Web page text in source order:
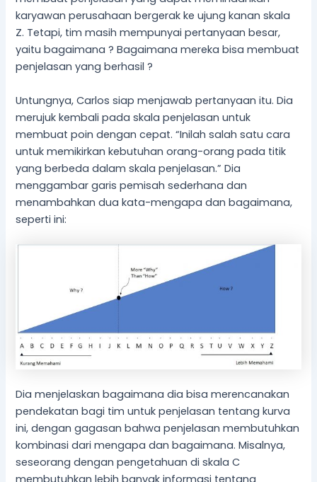
karyawan perusahaan bergerak ke ujung kanan skala
Z. Tetapi, tim masih mempunyai pertanyaan besar,
yaitu bagaimana ? Bagaimana mereka bisa membuat
penjelasan yang berhasil ?
Untungnya, Carlos siap menjawab pertanyaan itu. Dia
merujuk kembali pada skala penjelasan untuk
membuat poin dengan cepat. “Inilah salah satu cara
untuk memikirkan kebutuhan orang-orang pada titik
yang berbeda dalam skala penjelasan.” Dia
menggambar garis pemisah sederhana dan
menambahkan dua kata-mengapa dan bagaimana,
seperti ini:
Dia menjelaskan bagaimana dia bisa merencanakan
pendekatan bagi tim untuk penjelasan tentang kurva
ini, dengan gagasan bahwa penjelasan membutuhkan
kombinasi dari mengapa dan bagaimana. Misalnya,
seseorang dengan pengetahuan di skala C